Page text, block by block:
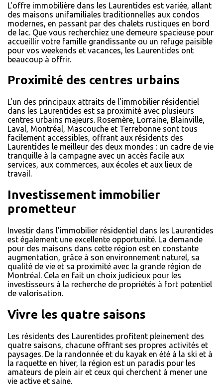
L'offre immobilière dans les Laurentides est variée, allant
des maisons unifamiliales traditionnelles aux condos
modernes, en passant par des chalets rustiques en bord
de lac. Que vous recherchiez une demeure spacieuse pour
accueillir votre famille grandissante ou un refuge paisible
pour vos weekends et vacances, les Laurentides ont
beaucoup à offrir.
Proximité des centres urbains
L'un des principaux attraits de l'immobilier résidentiel
dans les Laurentides est sa proximité avec plusieurs
centres urbains majeurs. Rosemère, Lorraine, Blainville,
Laval, Montréal, Mascouche et Terrebonne sont tous
facilement accessibles, offrant aux résidents des
Laurentides le meilleur des deux mondes : un cadre de vie
tranquille à la campagne avec un accès facile aux
services, aux commerces, aux écoles et aux lieux de
travail.
Investissement immobilier
prometteur
Investir dans l'immobilier résidentiel dans les Laurentides
est également une excellente opportunité. La demande
pour des maisons dans cette région est en constante
augmentation, grâce à son environnement naturel, sa
qualité de vie et sa proximité avec la grande région de
Montréal. Cela en fait un choix judicieux pour les
investisseurs à la recherche de propriétés à fort potentiel
de valorisation.
Vivre les quatre saisons
Les résidents des Laurentides profitent pleinement des
quatre saisons, chacune offrant ses propres activités et
paysages. De la randonnée et du kayak en été à la ski et à
la raquette en hiver, la région est un paradis pour les
amateurs de plein air et ceux qui cherchent à mener une
vie active et saine.